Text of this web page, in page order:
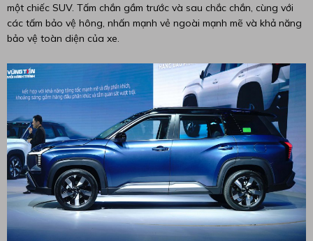
một chiếc SUV. Tấm chắn gầm trước và sau chắc chắn, cùng với
các tấm bảo vệ hông, nhấn mạnh vẻ ngoài mạnh mẽ và khả năng
bảo vệ toàn diện của xe.